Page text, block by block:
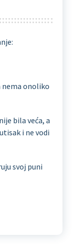
onoliko
bila veća, a
i ne vodi
svoj puni